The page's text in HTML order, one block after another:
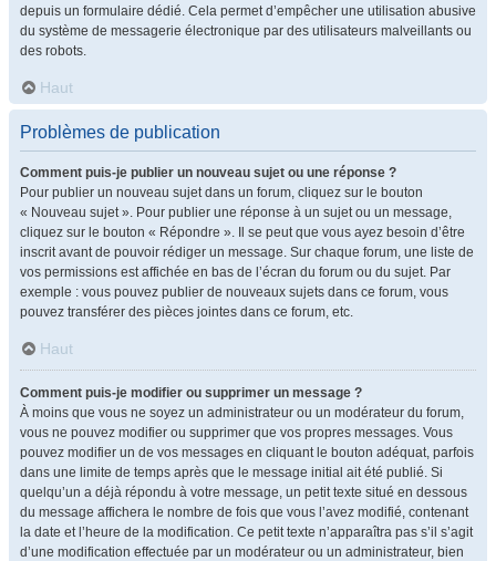
depuis un formulaire dédié. Cela permet d’empêcher une utilisation abusive
du système de messagerie électronique par des utilisateurs malveillants ou
des robots.
Haut
Problèmes de publication
Comment puis-je publier un nouveau sujet ou une réponse ?
Pour publier un nouveau sujet dans un forum, cliquez sur le bouton
« Nouveau sujet ». Pour publier une réponse à un sujet ou un message,
cliquez sur le bouton « Répondre ». Il se peut que vous ayez besoin d’être
inscrit avant de pouvoir rédiger un message. Sur chaque forum, une liste de
vos permissions est affichée en bas de l’écran du forum ou du sujet. Par
exemple : vous pouvez publier de nouveaux sujets dans ce forum, vous
pouvez transférer des pièces jointes dans ce forum, etc.
Haut
Comment puis-je modifier ou supprimer un message ?
À moins que vous ne soyez un administrateur ou un modérateur du forum,
vous ne pouvez modifier ou supprimer que vos propres messages. Vous
pouvez modifier un de vos messages en cliquant le bouton adéquat, parfois
dans une limite de temps après que le message initial ait été publié. Si
quelqu’un a déjà répondu à votre message, un petit texte situé en dessous
du message affichera le nombre de fois que vous l’avez modifié, contenant
la date et l’heure de la modification. Ce petit texte n’apparaîtra pas s’il s’agit
d’une modification effectuée par un modérateur ou un administrateur, bien